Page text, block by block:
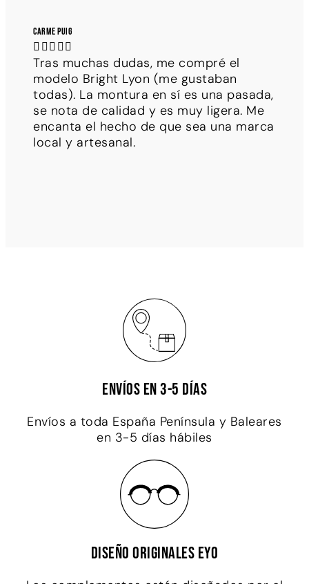
Carme Puig
    
Tras muchas dudas, me compré el
modelo Bright Lyon (me gustaban
todas). La montura en sí es una pasada,
se nota de calidad y es muy ligera. Me
encanta el hecho de que sea una marca
local y artesanal.
Envíos en 3-5 días
Envíos a toda España Península y Baleares
en 3-5 días hábiles
Diseño originales EYO